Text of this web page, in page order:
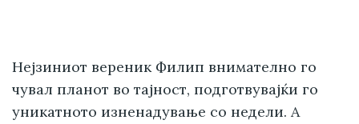
Нејзиниот вереник Филип внимателно го
чувал планот во тајност, подготвувајќи го
уникатното изненадување со недели. А